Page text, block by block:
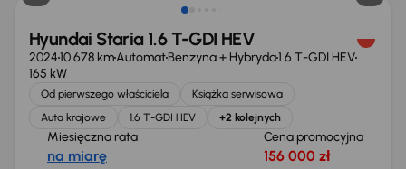
Hyundai Staria 1.6 T-GDI HEV
202410 678 kmAutomatBenzyna + Hybryda1.6 T-GDI HEV
165 kW
Od pierwszego właściciela
Książka serwisowa
Auta krajowe
1.6 T-GDI HEV +2 kolejnych
Miesięczna rata
na miarę
Cena promocyjna
156 000 zł